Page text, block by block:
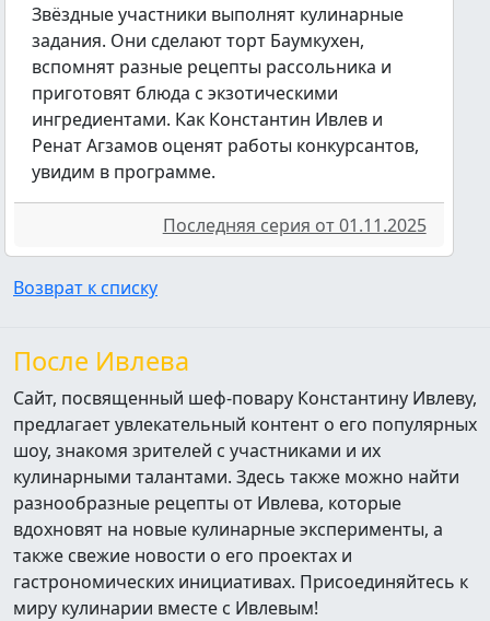
Звёздные участники выполнят кулинарные
задания. Они сделают торт Баумкухен,
вспомнят разные рецепты рассольника и
приготовят блюда с экзотическими
ингредиентами. Как Константин Ивлев и
Ренат Агзамов оценят работы конкурсантов,
увидим в программе.
Последняя серия от 01.11.2025
Возврат к списку
После Ивлева
Сайт, посвященный шеф-повару Константину Ивлеву,
предлагает увлекательный контент о его популярных
шоу, знакомя зрителей с участниками и их
кулинарными талантами. Здесь также можно найти
разнообразные рецепты от Ивлева, которые
вдохновят на новые кулинарные эксперименты, а
также свежие новости о его проектах и
гастрономических инициативах. Присоединяйтесь к
миру кулинарии вместе с Ивлевым!